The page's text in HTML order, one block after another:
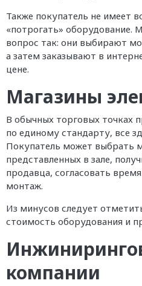
Также покупатель не имеет
«потрогать»
вопрос так: они выбирают
а затем заказывают в
цене.
Магазины
В обычных торговых точках
по единому стандарту, все
Покупатель может выбрать
представленных в зале,
продавца, согласовать
монтаж.
Из минусов следует
стоимость оборудования и
компании